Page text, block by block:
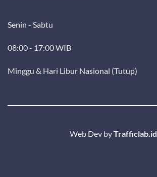
Senin - Sabtu
08:00 - 17:00 WIB
Minggu & Hari Libur Nasional (Tutup)
Web Dev byTrafficlab.id